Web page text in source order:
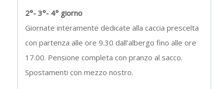
2°- 3°- 4° giorno
Giornate interamente dedicate alla caccia prescelta
con partenza alle ore 9.30 dall’albergo fino alle ore
17.00. Pensione completa con pranzo al sacco.
Spostamenti con mezzo nostro.